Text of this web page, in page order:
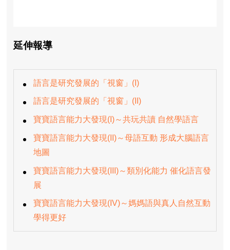
延伸報導
語言是研究發展的「視窗」(I)
語言是研究發展的「視窗」(II)
寶寶語言能力大發現(I)～共玩共讀 自然學語言
寶寶語言能力大發現(II)～母語互動 形成大腦語言
地圖
寶寶語言能力大發現(III)～類別化能力 催化語言發
展
寶寶語言能力大發現(IV)～媽媽語與真人自然互動
學得更好